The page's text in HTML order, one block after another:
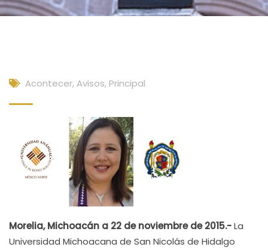
Acontecer,Avisos, Principal
Morelia, Michoacán a 22 de noviembre de 2015.-La
Universidad Michoacana de San Nicolás de Hidalgo